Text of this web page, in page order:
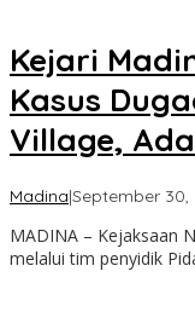
Kejari
Kasus
Village,
Madina|September 30,
MADINA – Kejaksaan
melalui tim penyidik